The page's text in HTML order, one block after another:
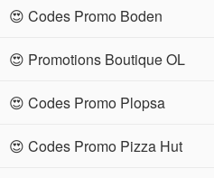
😍 Codes Promo Boden
😍 Promotions Boutique OL
😍 Codes Promo Plopsa
😍 Codes Promo Pizza Hut